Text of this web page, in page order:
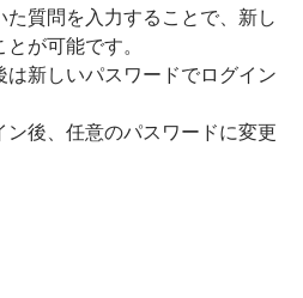
質問を入力することで、新し
が可能です。
新しいパスワードでログイン
後、任意のパスワードに変更
ードを忘れたんですがどうすれ